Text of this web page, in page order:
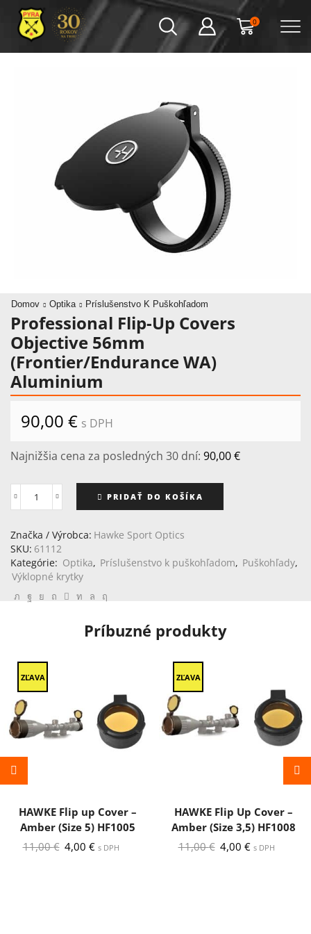
0
Domov Optika Príslušenstvo K Puškohľadom
Professional Flip-Up Covers
Objective 56mm
(Frontier/Endurance WA)
Aluminium
90,00 € s DPH
Najnižšia cena za posledných 30 dní: 90,00€
množstvo
Flip-
Up
Covers
Objective
56mm
(Frontier/Endurance
Aluminium
PRIDAŤ DO KOŠÍKA
Značka / Výrobca: Hawke Sport Optics
SKU: 61112
Kategórie: Optika, Príslušenstvo k puškohľadom, Puškohľady,
Výklopné krytky
Príbuzné produkty
ZĽAVA
HAWKE Flip up Cover –
Amber (Size 5) HF1005
11,00€ Pôvodná
4,00 €Aktuálna
s DPH
ZĽAVA
HAWKE Flip Up Cover –
Amber (Size 3,5) HF1008
11,00€ Pôvodná
4,00 €Aktuálna
s DPH